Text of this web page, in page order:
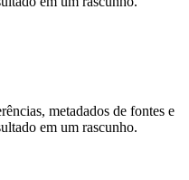
metadados de fontes e
em um rascunho.